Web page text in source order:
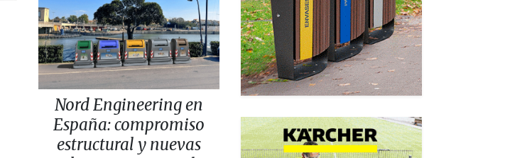
Nord Engineering en
España: compromiso
estructural y nuevas